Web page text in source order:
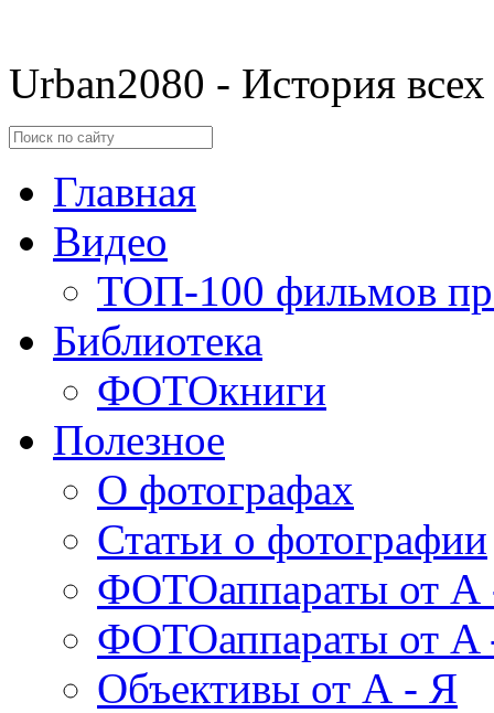
Urban2080 - История
Главная
Видео
ТОП-100 фильмов
Библиотека
ФОТОкниги
Полезное
О фотографах
Статьи о фотографии
ФОТОаппараты от А
ФОТОаппараты от A
Объективы от А - Я